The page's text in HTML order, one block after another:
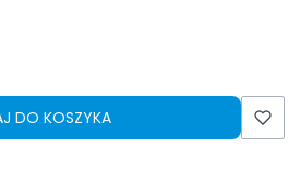
DO KOSZYKA